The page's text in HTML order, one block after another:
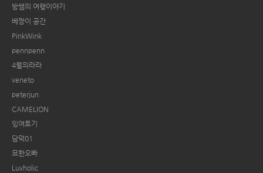
방쌤의 여행이야기
베짱이 공간
PinkWink
pennpenn
4월의라라
veneto
peterjun
CAMELION
잉여토기
담덕01
묘한오빠
Luvholic